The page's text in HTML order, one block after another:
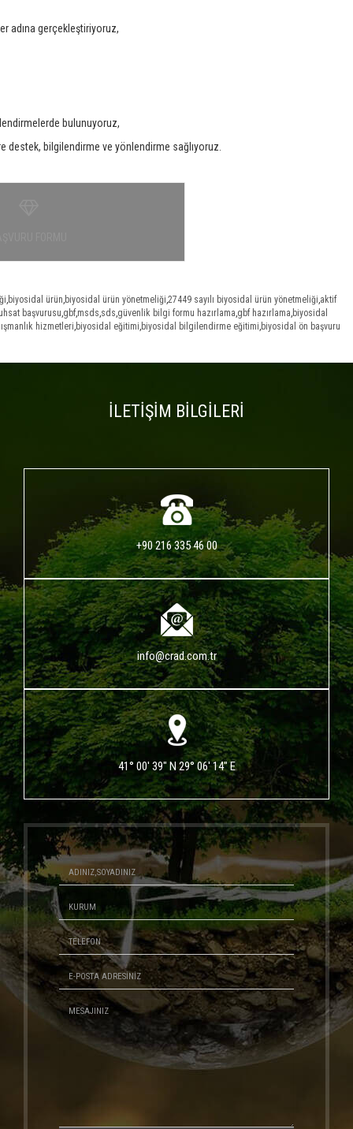
adına gerçekleştiriyoruz,
bulunuyoruz,
bilgilendirme ve yönlendirme sağlıyoruz.
,biyosidal ürün,biyosidal ürün yönetmeliği,27449 sayılı biyosidal ürün yönetmeliği,aktif
başvurusu,gbf,msds,sds,güvenlik bilgi formu hazırlama,gbf hazırlama,biyosidal
hizmetleri,biyosidal eğitimi,biyosidal bilgilendirme eğitimi,biyosidal ön başvuru
İLETİŞİM BİLGİLERİ
+90 216 335 46 00
info@crad.com.tr
41° 00' 39" N 29° 06' 14" E